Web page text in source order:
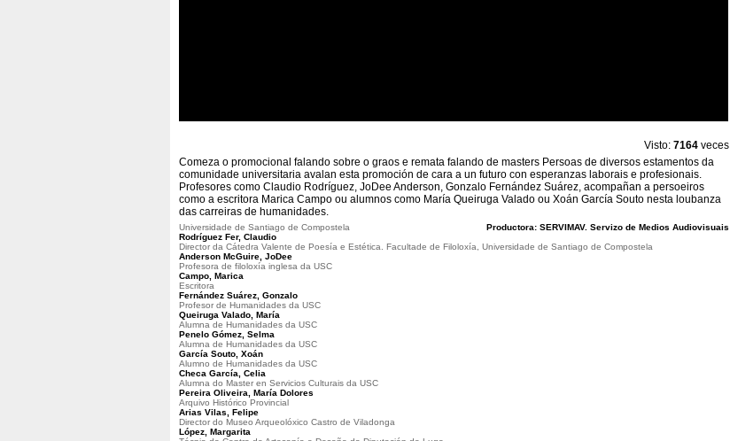
Visto: 7164 veces
Comeza o promocional falando sobre o graos e remata falando de masters Persoas de diversos estamentos da
comunidade universitaria avalan esta promoción de cara a un futuro con esperanzas laborais e profesionais.
Profesores como Claudio Rodríguez, JoDee Anderson, Gonzalo Fernández Suárez, acompañan a persoeiros
como a escritora Marica Campo ou alumnos como María Queiruga Valado ou Xoán García Souto nesta loubanza
das carreiras de humanidades.
Productora: SERVIMAV. Servizo de Medios Audiovisuais
Universidade de Santiago de Compostela
Rodríguez Fer, Claudio
Director da Cátedra Valente de Poesía e Estética. Facultade de Filoloxía, Universidade de Santiago de Compostela
Anderson McGuire, JoDee
Profesora de filoloxía inglesa da USC
Campo, Marica
Escritora
Fernández Suárez, Gonzalo
Profesor de Humanidades da USC
Queiruga Valado, María
Alumna de Humanidades da USC
Penelo Gómez, Selma
Alumna de Humanidades da USC
García Souto, Xoán
Alumno de Humanidades da USC
Checa García, Celia
Alumna do Master en Servicios Culturais da USC
Pereira Oliveira, María Dolores
Arquivo Histórico Provincial
Arias Vilas, Felipe
Director do Museo Arqueolóxico Castro de Viladonga
López, Margarita